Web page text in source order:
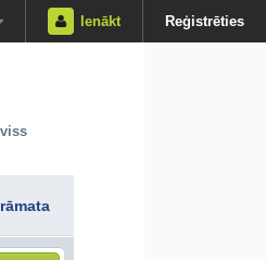
Ienākt Reģistrēties